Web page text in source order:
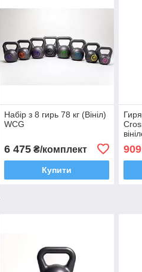
Набір з 8 гирь 78 кг (Вініл)
WCG
6 475₴/комплект
Купити
909